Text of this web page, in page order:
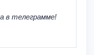
в телеграмме!